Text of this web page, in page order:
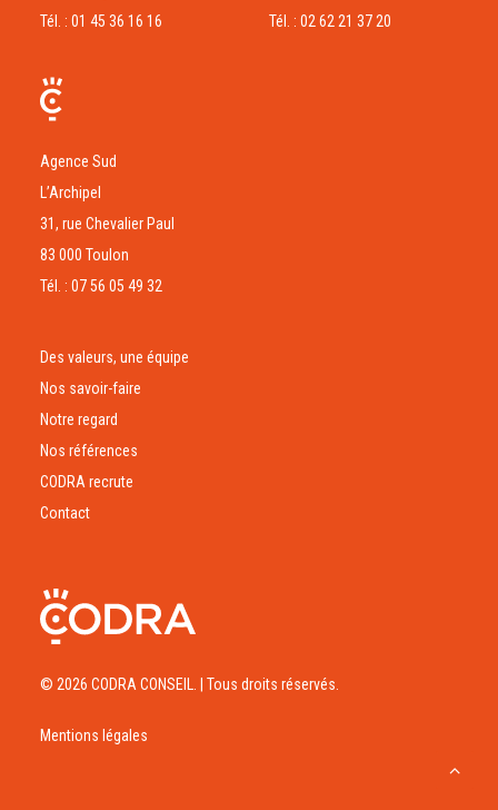
Tél. : 01 45 36 16 16
Tél. : 02 62 21 37 20
Agence Sud
L’Archipel
31, rue Chevalier Paul
83 000 Toulon
Tél. : 07 56 05 49 32
Des valeurs, une équipe
Nos savoir-faire
Notre regard
Nos références
CODRA recrute
Contact
© 2026 CODRA CONSEIL. | Tous droits réservés.
Mentions légales